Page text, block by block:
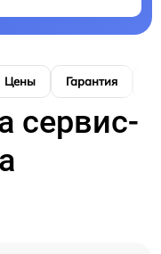
Цены Гарантия
сервис-